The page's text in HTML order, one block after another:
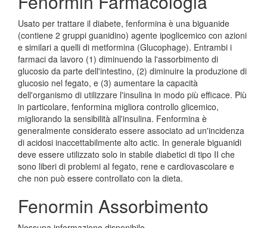
Usato per trattare il diabete, fenformina è una biguanide
(contiene 2 gruppi guanidino) agente ipoglicemico con azioni
e similari a quelli di metformina (Glucophage). Entrambi i
farmaci da lavoro (1) diminuendo la l'assorbimento di
glucosio da parte dell'intestino, (2) diminuire la produzione di
glucosio nel fegato, e (3) aumentare la capacità
dell'organismo di utilizzare l'insulina in modo più efficace. Più
in particolare, fenformina migliora controllo glicemico,
migliorando la sensibilità all'insulina. Fenformina è
generalmente considerato essere associato ad un'incidenza
di acidosi inaccettabilmente alto actic. In generale biguanidi
deve essere utilizzato solo in stabile diabetici di tipo II che
sono liberi di problemi al fegato, rene e cardiovascolare e
che non può essere controllato con la dieta.
Fenormin Assorbimento